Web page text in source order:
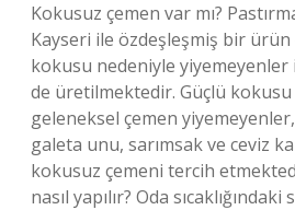
Kokusuz çemen var mı?
Kayseri ile özdeşleşmiş bir
kokusu nedeniyle yiyemeyenler
de üretilmektedir. Güçlü
geleneksel çemen
galeta unu, sarımsak ve ceviz
kokusuz çemeni tercih
nasıl yapılır? Oda